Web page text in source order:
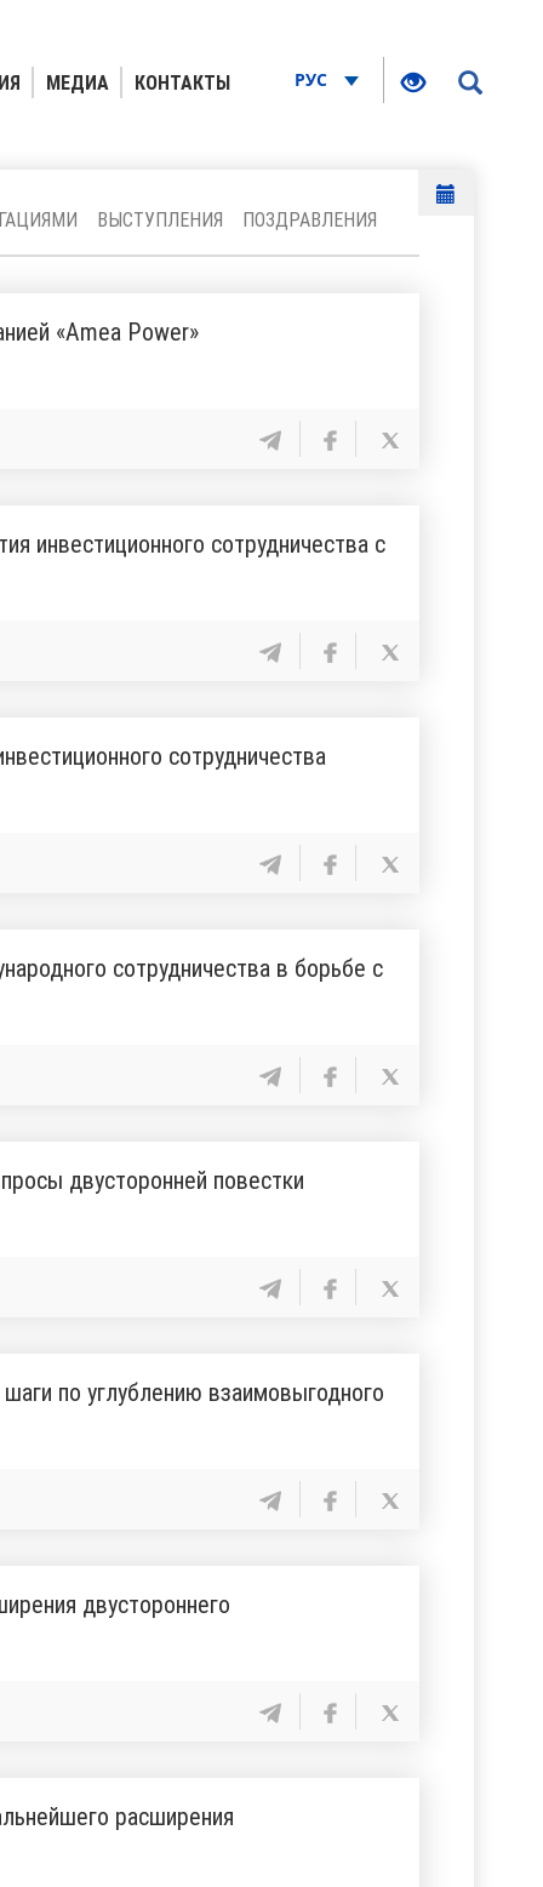
МЕДИА КОНТАКТЫ РУС
ВЫСТУПЛЕНИЯ ПОЗДРАВЛЕНИЯ
«Amea Power»
инвестиционного сотрудничества с
сотрудничества
сотрудничества в борьбе с
двусторонней повестки
по углублению взаимовыгодного
двустороннего
расширения